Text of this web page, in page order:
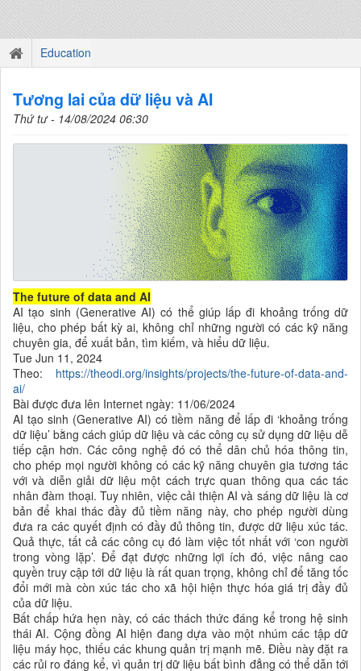
Education
Tương lai của dữ liệu và AI
Thứ tư - 14/08/2024 06:30
The future of data and AI
AI tạo sinh (Generative AI) có thể giúp lấp đi khoảng trống dữ
liệu, cho phép bất kỳ ai, không chỉ những người có các kỹ năng
chuyên gia, để xuất bản, tìm kiếm, và hiểu dữ liệu.
Tue Jun 11, 2024
Theo: https://theodi.org/insights/projects/the-future-of-data-and-
ai/
Bài được đưa lên Internet ngày: 11/06/2024
AI tạo sinh (Generative AI) có tiềm năng để lấp đi ‘khoảng trống
dữ liệu’ bằng cách giúp dữ liệu và các công cụ sử dụng dữ liệu dễ
tiếp cận hơn. Các công nghệ đó có thể dân chủ hóa thông tin,
cho phép mọi người không có các kỹ năng chuyên gia tương tác
với và diễn giải dữ liệu một cách trực quan thông qua các tác
nhân đàm thoại. Tuy nhiên, việc cải thiện AI và sáng dữ liệu là cơ
bản để khai thác đầy đủ tiềm năng này, cho phép người dùng
đưa ra các quyết định có đầy đủ thông tin, được dữ liệu xúc tác.
Quả thực, tất cả các công cụ đó làm việc tốt nhất với ‘con người
trong vòng lặp’. Để đạt được những lợi ích đó, việc nâng cao
quyền truy cập tới dữ liệu là rất quan trọng, không chỉ để tăng tốc
đổi mới mà còn xúc tác cho xã hội hiện thực hóa giá trị đầy đủ
của dữ liệu.
Bất chấp hứa hẹn này, có các thách thức đáng kể trong hệ sinh
thái AI. Cộng đồng AI hiện đang dựa vào một nhúm các tập dữ
liệu máy học, thiếu các khung quản trị mạnh mẽ. Điều này đặt ra
các rủi ro đáng kể, vì quản trị dữ liệu bất bình đẳng có thể dẫn tới